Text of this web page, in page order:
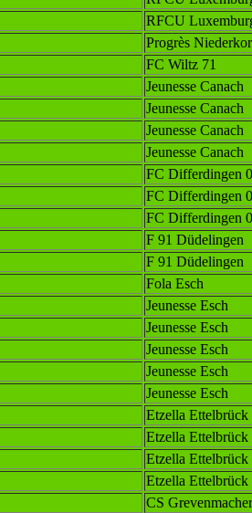
RFCU
Progrès
FC Wiltz 71
Jeunesse Canach
Jeunesse Canach
Jeunesse Canach
Jeunesse Canach
FC Differdingen
FC Differdingen
FC Differdingen
F 91 Düdelingen
F 91 Düdelingen
Fola Esch
Jeunesse Esch
Jeunesse Esch
Jeunesse Esch
Jeunesse Esch
Jeunesse Esch
Etzella Ettelbrück
Etzella Ettelbrück
Etzella Ettelbrück
Etzella Ettelbrück
CS Grevenmacher